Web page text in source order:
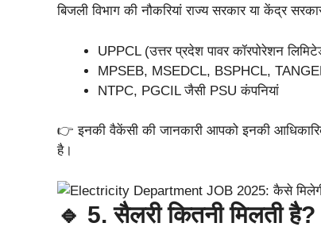
बिजली विभाग की नौकरियां राज्य सरकार या केंद्र
UPPCL (उत्तर प्रदेश पावर कॉरपोरेशन
MPSEB, MSEDCL, BSPHCL,
NTPC, PGCIL जैसी PSU कंपनियां
👉 इनकी वैकेंसी की जानकारी आपको इनकी
है।
🔹 5. सैलरी कितनी मिलती